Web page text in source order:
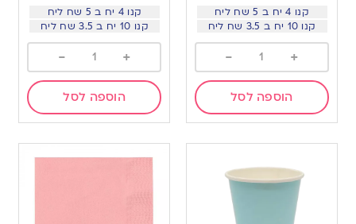
קנו 4 יח ב 5 שח ליח
קנו 10 יח ב 3.5 שח ליח
+
-
הוספה לסל
קנו 4 יח ב 5 שח ליח
קנו 10 יח ב 3.5 שח ליח
+
-
הוספה לסל